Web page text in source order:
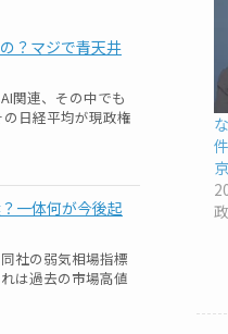
？マジで青天井
関連、その中でも
日経平均が現政権
一体何が今後起
社の弱気相場指標
は過去の市場高値